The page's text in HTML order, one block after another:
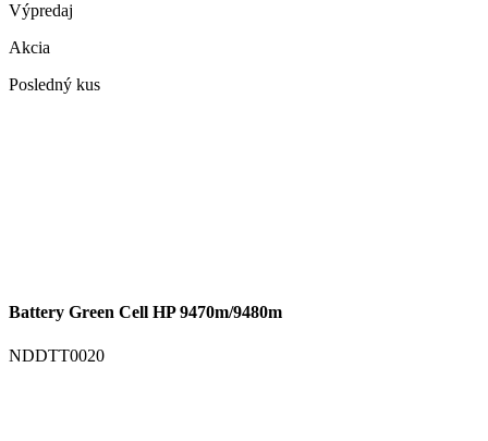
Výpredaj
Akcia
Posledný kus
Battery Green Cell HP 9470m/9480m
NDDTT0020